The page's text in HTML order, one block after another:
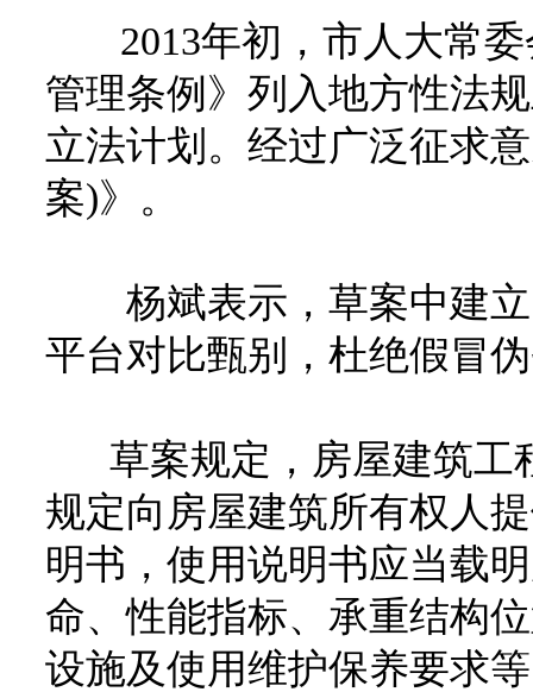
2013年初，市人大常委
管理条例》列入地方性法
立法计划。经过广泛征求
案)》。
杨斌表示，草案中建立
平台对比甄别，杜绝假冒
草案规定，房屋建筑工
规定向房屋建筑所有权人
明书，使用说明书应当载
命、性能指标、承重结构
设施及使用维护保养要求